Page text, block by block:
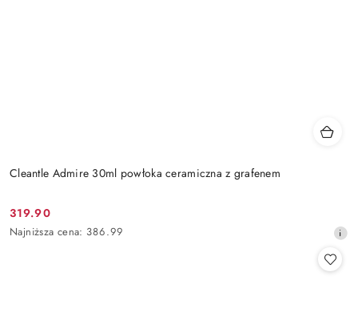
Cleantle Admire 30ml powłoka ceramiczna z grafenem
Cena
promocyjna:
319.90
Najniższa
Najniższa cena: 386.99